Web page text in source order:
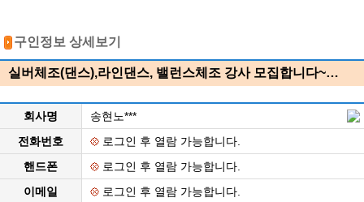
구인정보 상세보기
실버체조(댄스),라인댄스, 밸런스체조 강사 모집합니다~…
회사명
송현노***
전화번호
로그인 후 열람 가능합니다.
핸드폰
로그인 후 열람 가능합니다.
이메일
로그인 후 열람 가능합니다.